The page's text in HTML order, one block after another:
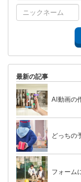
最新の記事
AI動画の
どっちの
フォーム